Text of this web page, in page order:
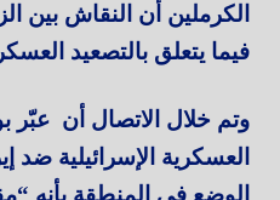
الكرملين أن النقاش بين
فيما يتعلق بالتصعيد
وتم خلال الاتصال أن عبّر
العسكرية الإسرائيلية
الوضع في المنطقة بأنه